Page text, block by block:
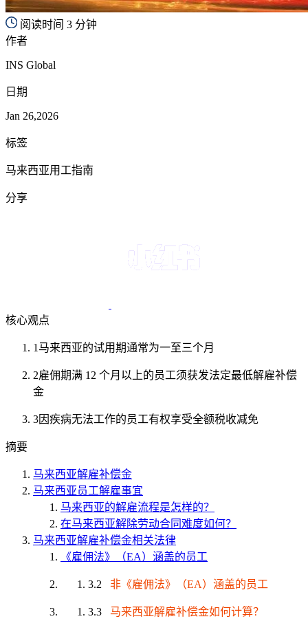
阅读时间 3 分钟
作者
INS Global
日期
Jan 26,2026
标签
马来西亚用工指南
分享
核心观点
1 马来西亚的试用期通常为一至三个月
2雇佣期满 12 个月以上的员工须获发法定最低解雇补偿
金
3因疾病无法工作的员工有权享受全额税收减免
摘要
马来西亚解雇补偿金
马来西亚员工解雇事宜
马来西亚的解雇流程是怎样的？
在马来西亚解除劳动合同难度如何？
马来西亚解雇补偿金相关法律
《雇佣法》（EA）涵盖的员工
3.2 非《雇佣法》（EA）涵盖的员工
3.3 马来西亚解雇补偿金如何计算？